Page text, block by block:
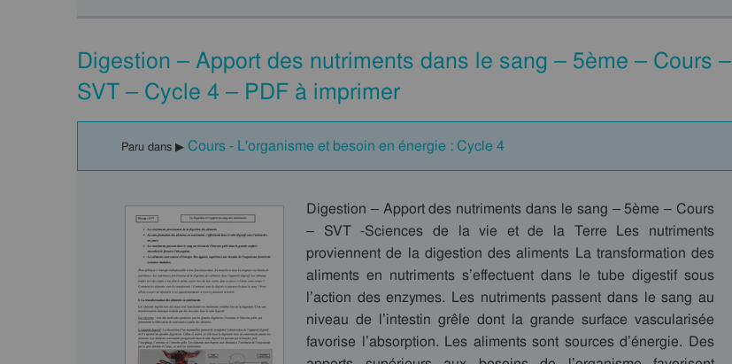
Digestion – Apport des nutriments dans le sang – 5ème – Cours –
SVT – Cycle 4 – PDF à imprimer
Paru dans ▶ Cours - L'organisme et besoin en énergie : Cycle 4
Digestion – Apport des nutriments dans le sang – 5ème – Cours
– SVT -Sciences de la vie et de la Terre Les nutriments
proviennent de la digestion des aliments La transformation des
aliments en nutriments s’effectuent dans le tube digestif sous
l’action des enzymes. Les nutriments passent dans le sang au
niveau de l’intestin grêle dont la grande surface vascularisée
favorise l’absorption. Les aliments sont sources d’énergie. Des